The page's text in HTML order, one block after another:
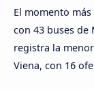
El momento
con 43 buses de
registra la
Viena, con 16